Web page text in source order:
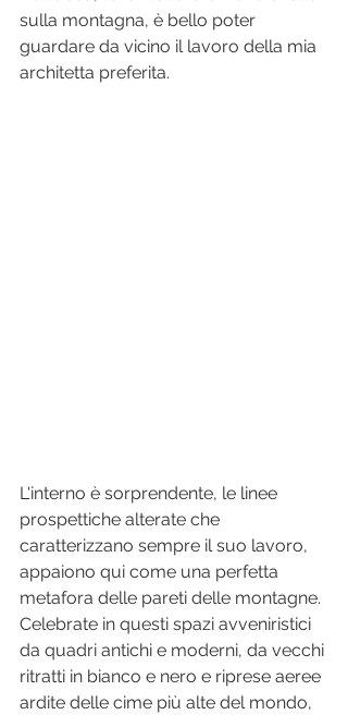
sulla montagna, è bello poter
guardare da vicino il lavoro della mia
architetta preferita.
L'interno è sorprendente, le linee
prospettiche alterate che
caratterizzano sempre il suo lavoro,
appaiono qui come una perfetta
metafora delle pareti delle montagne.
Celebrate in questi spazi avveniristici
da quadri antichi e moderni, da vecchi
ritratti in bianco e nero e riprese aeree
ardite delle cime più alte del mondo,